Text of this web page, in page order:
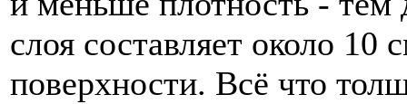
слоя составляет около 10
поверхности. Всё что